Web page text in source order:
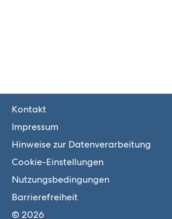
Kontakt
Impressum
Hinweise zur Datenverarbeitung
Cookie-Einstellungen
Nutzungsbedingungen
Barrierefreiheit
© 2026